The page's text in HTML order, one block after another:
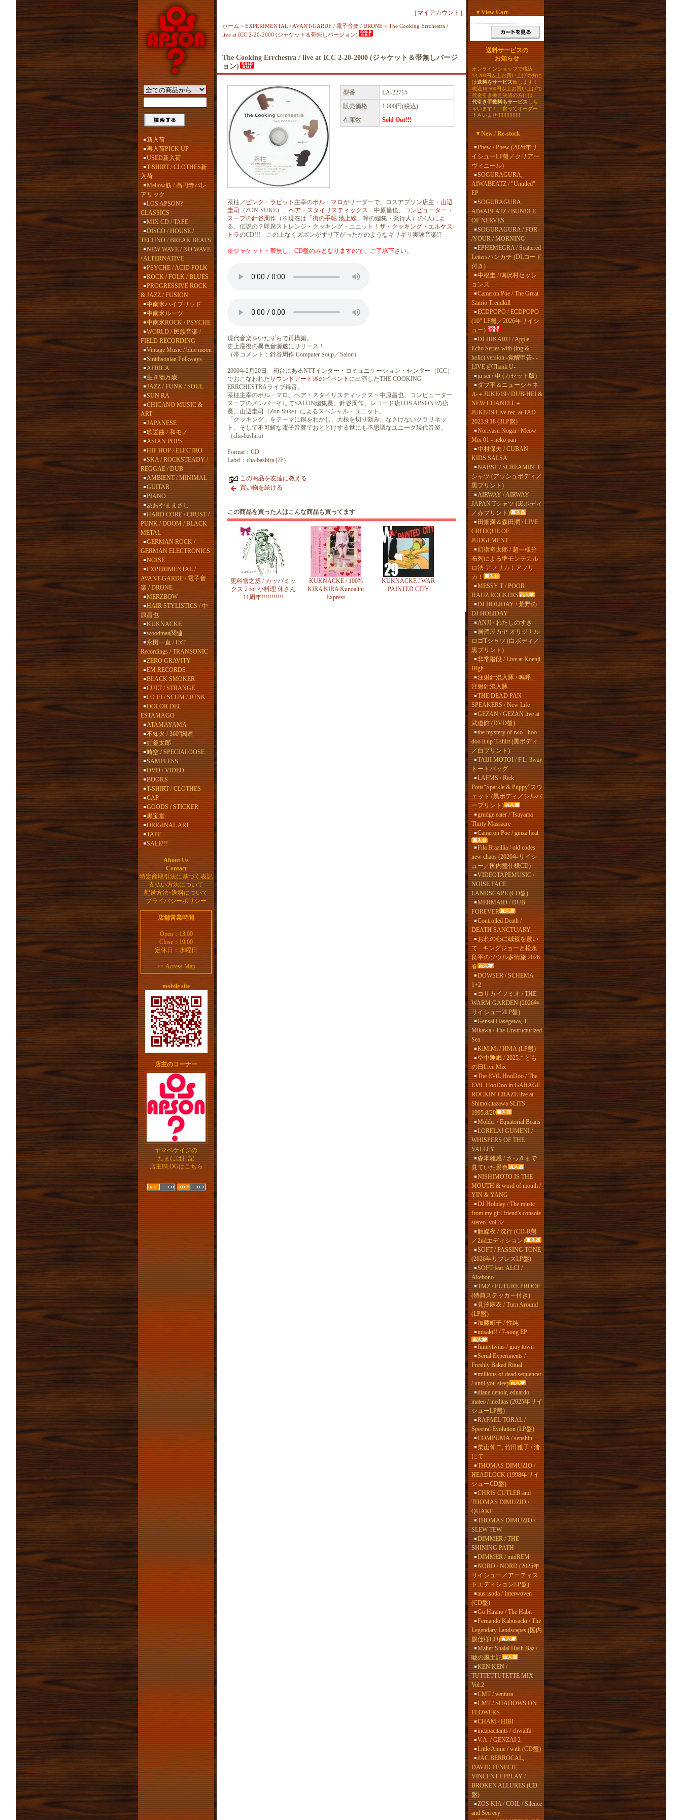
新入荷
再入荷PICK UP
USED新入荷
T-SHIRT / CLOTHES新
入荷
Mellow筋 / 高円寺バレ
アリック
LOS APSON?
CLASSICS
MIX CD / TAPE
DISCO / HOUSE /
TECHNO / BREAK BEATS
NEW WAVE / NO WAVE
/ ALTERNATIVE
PSYCHE / ACID FOLK
ROCK / FOLK / BLUES
PROGRESSIVE ROCK
& JAZZ / FUSION
中南米ハイブリッド
中南米ルーツ
中南米ROCK / PSYCHE
WORLD / 民族音楽 /
FIELD RECORDING
Vintage Music / blue moon
Smithsonian Folkways
AFRICA
生き物万歳
JAZZ / FUNK / SOUL
SUN RA
CHICANO MUSIC &
ART
JAPANESE
歌謡曲 / 和モノ
ASIAN POPS
HIP HOP / ELECTRO
SKA / ROCKSTEADY /
REGGAE / DUB
AMBIENT / MINIMAL
GUITAR
PIANO
あおやままさし
HARD CORE / CRUST /
PUNK / DOOM / BLACK
METAL
GERMAN ROCK /
GERMAN ELECTRONICS
NOISE
EXPERIMENTAL /
AVANT-GARDE / 電子音
楽 / DRONE
MERZBOW
HAIR STYLISTICS / 中
原昌也
KUKNACKE
woodman関連
永田一直 / ExT
Recordings / TRANSONIC
ZERO GRAVITY
EM RECORDS
BLACK SMOKER
CULT / STRANGE
LO-FI / SCUM / JUNK
DOLOR DEL
ESTAMAGO
ATAMAYAMA
不知火 / 360°関連
虹釜太郎
時空 / SPECIALOOSE
SAMPLESS
DVD / VIDEO
BOOKS
T-SHIRT / CLOTHES
CAP
GOODS / STICKER
黒宝堂
ORIGINAL ART
TAPE
SALE!!!
About Us
Contact
特定商取引法に基づく表記
支払い方法について
配送方法･送料について
プライバシーポリシー
店舗営業時間
Open：13:00
Close：19:00
定休日：水曜日
>>Access Map
mobile site
店主のコーナー
ヤマベケイジの
たまには日記
店主BLOGはこちら
［ マイアカウント ］
ホーム > EXPERIMENTAL / AVANT-GARDE / 電子音楽 / DRONE > The Cooking Errchestra /
live at ICC 2-20-2000 (ジャケット＆帯無しバージョン)
The Cooking Errchestra / live at ICC 2-20-2000 (ジャケット＆帯無しバージ
ョン)
型番
LA-22715
販売価格
1,000円(税込)
在庫数
Sold Out!!!
茶柱／ ピンク・ラビット 主宰のポル・マロがリーダーで、ロスアプソン店主・ 山辺
圭司
（ZON-SUKE）、 ヘア・スタイリスティックス ＝中原昌也、 コンピューター・
スープの針谷周作 （※現在は「 街の手帖 池上線 」等の編集・発行人）の4人によ
る、伝説の？即席ストレンジ・クッキング・ユニット！ ザ・クッキング・エルケス
トラのCD!!! この上なくズボンがずり下がったかのようなギリギリ実験音楽!?
※ジャケット・帯無し。CD盤のみとなりますので、ご了承下さい。
現代音楽をいたずらで再構築。
史上最後の異色音源遂にリリース！
（帯コメント：針谷周作 Computer Soup／Salon）
2000年2月20日、初台にあるNTTインター・コミュニケーション・センター（ICC）
でおこなわれたサウンドアート展のイベント に出演したTHE COOKING
ERRCHESTRAライブ録音。
茶柱主宰のポル・マロ、ヘア・スタイリスティックス＝中原昌也、コンピューター
スープのメンバーそしてSALON編集長、針谷周作、レコード店LOS APSON?の店
長、山辺圭司（Zon-Suke）によるスペシャル・ユニット。
「クッキング」をテーマに鍋をわかし、大根を切り刻み、なさけないクラリネッ
ト、そして不可解な電子音響でおとどけする世にも不思議なユニーク現代音楽。
（cha-bashira）
Format：CD
Label： cha-bashira (JP)
この商品を友達に教える
買い物を続ける
この商品を買った人はこんな商品も買ってます
更科雪之丞 / カッパミッ
クス 2 for 小料理 休さん
11周年!!!!!!!!!!!
KUKNACKE / 100%
KIRA KIRA Kundalini
Express
KUKNACKE / WAR
PAINTED CITY
▼View Cart
送料サービスの
お知らせ
オンラインショップで税込
13,200円以上お買い上げの方に
は送料をサービス致します！
税込16,500円以上お買い上げで
代金引き換え決済の方には、
代引き手数料もサービスしち
ゃいます！ 奮ってオーダー
下さいませ!!!!!!!!!!!!!!!
▼New / Re-stock
Phew / Phew (2026年リ
イシューLP盤／クリアー
ヴィニール)
SOGURAGURA,
AIWABEATZ / "Untitled"
EP
SOGURAGURA,
AIWABEATZ / BUNDLE
OF NERVES
SOGURAGURA / FOR
/YOUR / MORNING
EPHEMEGRA / Scattered
Lettersハンカチ (DLコード
付き)
中根圭 / 鳴沢村セッシ
ョンズ
Cameron Poe / The Great
Sanrio Trendkill
ECDPOPO / ECDPOPO
(10" LP盤／2026年リイシ
ュー)
DJ HIKARU / Apple
Echo Series with (ing &
holic) version -覚醒申告- -
LIVE @Thank U-
ju sei / 申 (カセット版)
ダブ平＆ニューシャネ
ル＋JUKE/19 / DUB-HEI &
NEW CHANELL＋
JUKE/19 Live rec. at TAD
2023.9.18 (3LP盤)
Noriyasu Nogai / Meow
Mix 01 - neko pan
中村保夫 / CUBAN
KIDS SALSA
NABSF / SCREAMIN' T
シャツ (アッシュボディ／
黒プリント)
AIRWAY / AIRWAY
JAPAN Tシャツ (黒ボディ
／赤プリント)
田畑満＆森田潤 / LIVE
CRITIQUE OF
JUDGEMENT
幻衛奇太郎 / 超一様分
布列による準モンテカル
ロ法 アフリカ！アフリ
カ！
MESSY T / POOR
HAUZ ROCKERS
DJ HOLIDAY / 荒野の
DJ HOLIDAY
ANJI / わたしのすき
居酒屋カヤ オリジナル
ロゴTシャツ (白ボディ／
黒プリント)
非常階段 / Live at Koenji
High
注射針混入豚 / 嗚呼、
注射針混入豚
THE DEAD PAN
SPEAKERS / New Life
GEZAN / GEZAN live at
武道館 (DVD盤)
the mystery of two - hoo
doo it up T-shirt (黒ボディ
／白プリント)
TAIJI MOTOI / F.L. 3way
トートバッグ
LAFMS / Rick
Potts“Sparkle & Puppy”スウ
ェット (黒ボディ／シルバ
ープリント)
grudge eater / Tsuyama
Thirty Massacre
Cameron Poe / ginza heat
Fila Brazillia / old codes
new chaos (2026年リイシ
ュー／国内盤仕様CD)
VIDEOTAPEMUSIC /
NOISE FACE
LANDSCAPE (CD盤)
MERMAID / DUB
FOREVER
Controlled Death /
DEATH SANCTUARY
おれの心に絨毯を敷い
て - キングジョーと松永
良平のソウル多情旅 2026
春
DOWSER / SCHEMA
1+2
コサカイフミオ / THE
WARM GARDEN (2026年
リイシュー2LP盤)
Gensai Hasegawa, T.
Mikawa / The Unstructurized
Sea
KiMiMi / ИМА (LP盤)
空中睡眠 / 2025こども
の日Live Mix
The EViL HooDoo / The
EViL HooDoo in GARAGE
ROCKIN' CRAZE live at
Shimokitazawa SLiTS
1995.8/20
Molder / Equatorial Beans
LORELAI GUMENI /
WHISPERS OF THE
VALLEY
森本雑感 / さっきまで
見ていた景色
NISHIMOTO IS THE
MOUTH & word of mouth /
YIN & YANG
DJ Holiday / The music
from my girl friend's console
stereo. vol.32
触媒夜 / 沈行 (CD-R盤
／2ndエディション)
SOFT / PASSING TONE
(2026年リプレスLP盤)
SOFT feat. ALCI /
Akebono
TMZ / FUTURE PROOF
(特典ステッカー付き)
見汐麻衣 / Turn Around
(LP盤)
加藤町子 / 性純
misaki!! / 7-song EP
funnytwins / gray town
Serial Experiments /
Freshly Baked Ritual
millions of dead sequencer
/ until you sleep
diane denoir, eduardo
mateo / ineditas (2025年リイ
シューLP盤)
RAFAEL TORAL /
Spectral Evolution (LP盤)
COMPUMA / senshin
柴山伸二, 竹田雅子 / 渚
にて
THOMAS DIMUZIO /
HEADLOCK (1998年リイ
シューCD盤)
CHRIS CUTLER and
THOMAS DIMUZIO /
QUAKE
THOMAS DIMUZIO /
SLEW TEW
DIMMER / THE
SHINING PATH
DIMMER / midREM
NORD / NORD (2025年
リイシュー／アーティス
トエディションLP盤)
aus isoda / Interwoven
(CD盤)
Go Hirano / The Habit
Fernando Kabusacki / The
Legendary Landscapes (国内
盤仕様CD)
Maher Shalal Hash Baz /
嘘の風土記
KEN KEN /
TUTTETTUTETTE MIX
Vol.2
CMT / ventura
CMT / SHADOWS ON
FLOWERS
CHAM / HIBI
incapacitants / chwalfa
V.A. / GENZAI 2
Little Annie / with (CD盤)
JAC BERROCAL,
DAVID FENECH,
VINCENT EPPLAY /
BROKEN ALLURES (CD
盤)
ZOS KIA / COIL / Silence
and Secrecy